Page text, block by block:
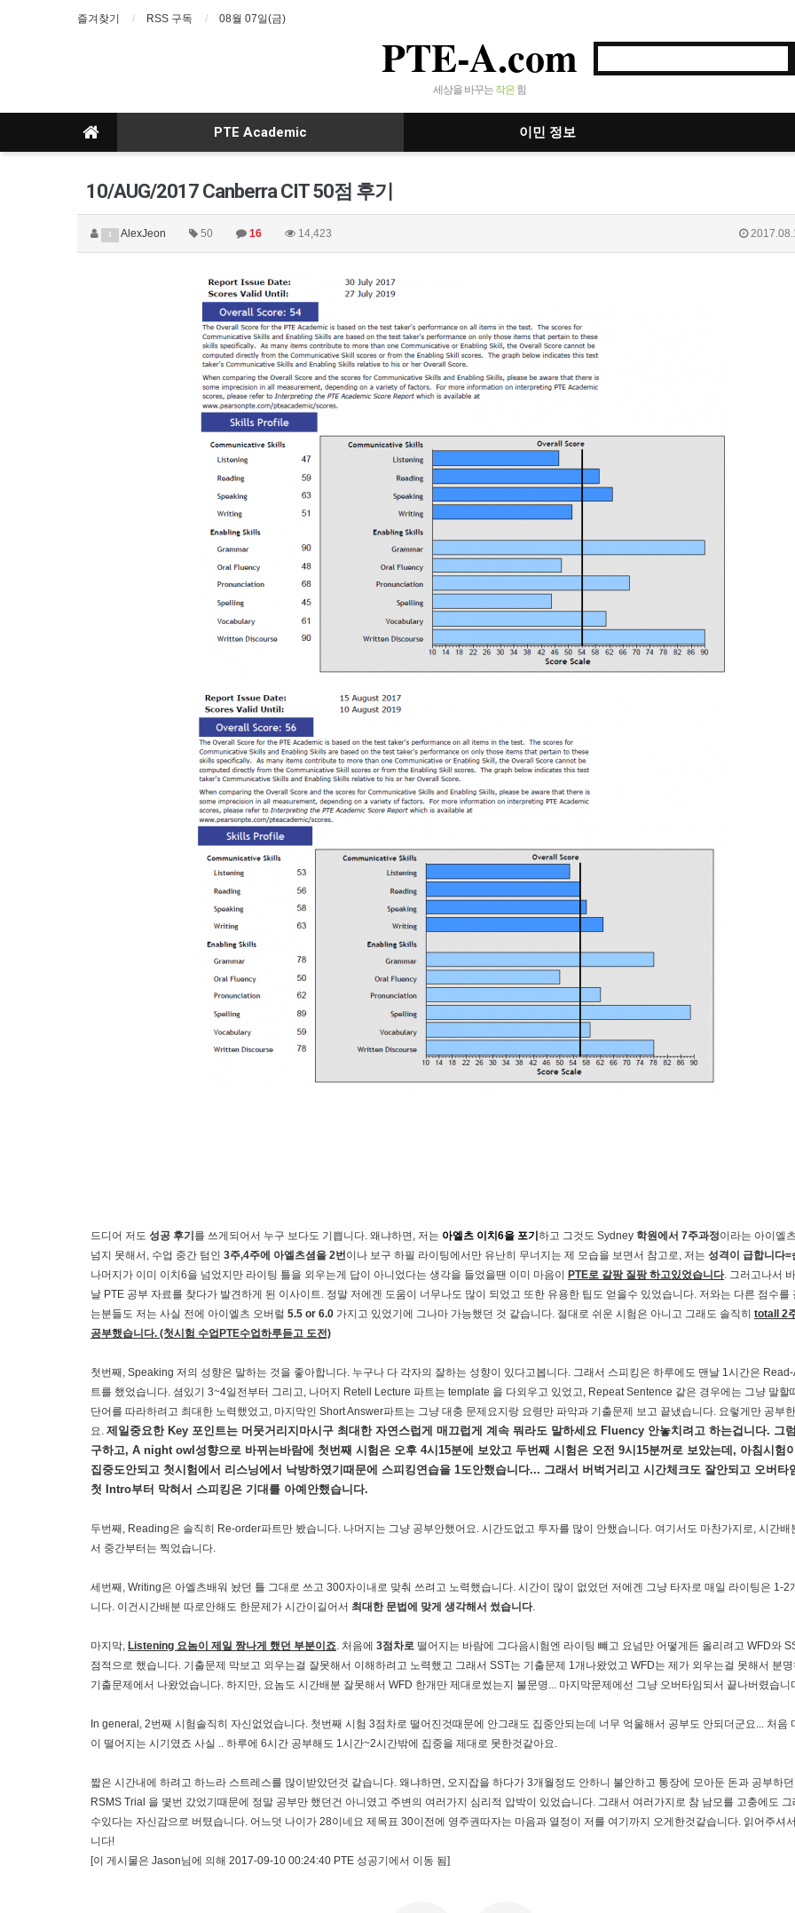
즐겨찾기 RSS 구독 08월 07일(금)
PTE-A.com
세상을 바꾸는 작은 힘
PTE Academic 이민 정보
10/AUG/2017 Canberra CIT 50점 후기
AlexJeon 50 16 14,423
드디어 저도 성공 후기 를 쓰게되어서 누구 보다도 기쁩니다. 왜냐하면, 저는 아엘츠 이치6을 포기 하고 그것도 Sydney 학원에서 7주과정이라는 아이엘
넘지 못해서, 수업 중간 텀인 3주,4주에 아엘츠셤을 2번이나 보구 하필 라이팅에서만 유난히 무너지는 제 모습을 보면서 참고로, 저는 성격이 급합니다=
나머지가 이미 이치6을 넘었지만 라이팅 틀을 외우는게 답이 아니었다는 생각을 들었을땐 이미 마음이
PTE로 갈팡 질팡 하고있었습니다. 그러고나서
날 PTE 공부 자료를 찾다가 발견하게 된 이사이트. 정말 저에겐 도움이 너무나도 많이 되었고 또한 유용한 팁도 얻을수 있었습니다. 저와는 다른 점수를
는분들도 저는 사실 전에 아이엘츠 오버럴 5.5 or 6.0 가지고 있었기에 그나마 가능했던 것 같습니다. 절대로 쉬운 시험은 아니고 그래도 솔직히 totall 2
공부했습니다. (첫시험 수업PTE수업하루듣고 도전)
첫번째, Speaking 저의 성향은 말하는 것을 좋아합니다. 누구나 다 각자의 잘하는 성향이 있다고봅니다. 그래서 스피킹은 하루에도 맨날 1시간은
트를 했었습니다. 셤있기 3~4일전부터 그리고, 나머지 Retell Lecture 파트는 template 을 다외우고 있었고, Repeat Sentence 같은 경우에는 그냥 말할
단어를 따라하려고 최대한 노력했었고, 마지막인 Short Answer파트는 그냥 대충 문제요지랑 요령만 파악과 기출문제 보고 끝냈습니다. 요렇게만 공부한
요. 제일중요한 Key 포인트는 머뭇거리지마시구 최대한 자연스럽게 매끄럽게 계속 뭐라도 말하세요 Fluency 안놓치려고 하는겁니다. 그
구하고, A night owl성향으로 바뀌는바람에 첫번째 시험은 오후 4시15분에 보았고 두번째 시험은 오전 9시15분꺼로 보았는데, 아침시험
집중도안되고 첫시험에서 리스닝에서 낙방하였기때문에 스피킹연습을 1도안했습니다... 그래서 버벅거리고 시간체크도 잘안되고 오버타
첫 Intro부터 막혀서 스피킹은 기대를 아예안했습니다.
두번째, Reading은 솔직히 Re-order파트만 봤습니다. 나머지는 그냥 공부안했어요. 시간도없고 투자를 많이 안했습니다. 여기서도 마찬가지로, 시간배
서 중간부터는 찍었습니다.
세번째, Writing은 아엘츠배워 놨던 틀 그대로 쓰고 300자이내로 맞춰 쓰려고 노력했습니다. 시간이 많이 없었던 저에겐 그냥 타자로 매일 라이팅은 1-2
니다. 이건시간배분 따로안해도 한문제가 시간이길어서 최대한 문법에 맞게 생각해서 썼습니다.
마지막, Listening 요놈이 제일 짱나게 했던 부분이죠. 처음에 3점차로 떨어지는 바람에 그다음시험엔 라이팅 뺴고 요넘만 어떻게든 올리려고 WFD와
점적으로 했습니다. 기출문제 막보고 외우는걸 잘못해서 이해하려고 노력했고 그래서 SST는 기출문제 1개나왔었고 WFD는 제가 외우는걸 못해서 분
기출문제에서 나왔었습니다. 하지만, 요놈도 시간배분 잘못해서 WFD 한개만 제대로썼는지 불문명... 마지막문제에선 그냥 오버타임되서 끝나버렸습니
In general, 2번째 시험솔직히 자신없었습니다. 첫번째 시험 3점차로 떨어진것때문에 안그래도 집중안되는데 너무 억울해서 공부도 안되더군요... 처음
이 떨어지는 시기였죠 사실 .. 하루에 6시간 공부해도 1시간~2시간밖에 집중을 제대로 못한것같아요.
짧은 시간내에 하려고 하느라 스트레스를 많이받았던것 같습니다. 왜냐하면, 오지잡을 하다가 3개월정도 안하니 불안하고 통장에 모아둔 돈과 공부하던
RSMS Trial 을 몇번 갔었기때문에 정말 공부만 했던건 아니였고 주변의 여러가지 심리적 압박이 있었습니다. 그래서 여러가지로 참 남모를 고충에도 그
수있다는 자신감으로 버텼습니다. 어느덧 나이가 28이네요 제목표 30이전에 영주권따자는 마음과 열정이 저를 여기까지 오게한것같습니다. 읽어주셔
니다!
[이 게시물은 Jason님에 의해 2017-09-10 00:24:40 PTE 성공기에서 이동 됨]